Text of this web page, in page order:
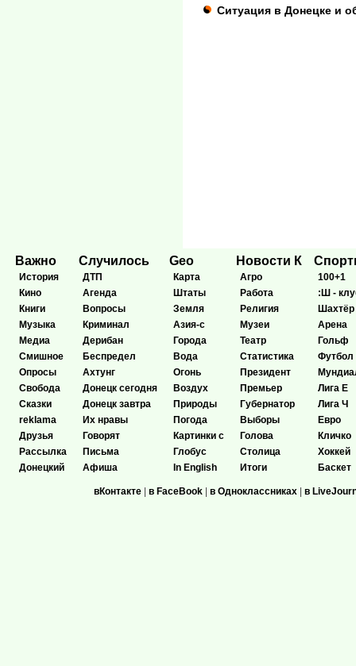
Ситуация в Донецке и
Важно
История
Кино
Книги
Музыка
Медиа
Смишное
Опросы
Свобода
Сказки
reklama
Друзья
Рассылка
Донецкий
Случилось
ДТП
Агенда
Вопросы
Криминал
Дерибан
Беспредел
Ахтунг
Донецк сегодня
Донецк завтра
Их нравы
Говорят
Письма
Афиша
Geo
Карта
Штаты
Земля
Азия-с
Города
Вода
Огонь
Воздух
Природы
Погода
Картинки с
Глобус
In English
Новости К
Агро
Работа
Религия
Музеи
Театр
Статистика
Президент
Премьер
Губернатор
Выборы
Голова
Столица
Итоги
100+1
:Ш -
Шахтёр
Арена
Гольф
Футбол
Лига Е
Лига Ч
Евро
Кличко
Хоккей
Баскет
вКонтакте в FaceBook в Одноклассниках в